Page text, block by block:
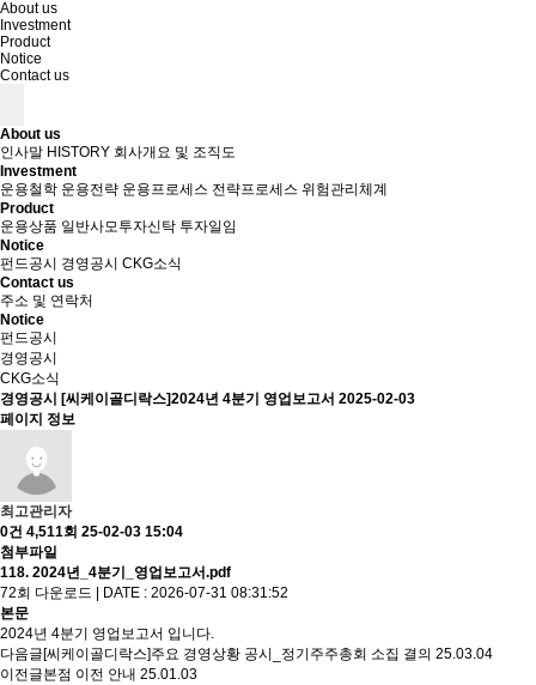
About us
Investment
Product
Notice
Contact us
About us
인사말 HISTORY 회사개요 및 조직도
Investment
운용철학 운용전략 운용프로세스 전략프로세스 위험관리체계
Product
운용상품 일반사모투자신탁 투자일임
Notice
펀드공시
경영공시 CKG소식
Contact us
주소 및 연락처
Notice
펀드공시
경영공시
CKG소식
경영공시
[씨케이골디락스]2024년 4분기 영업보고서 2025-02-03
페이지 정보
최고관리자
0건 4,511회 25-02-03 15:04
첨부파일
118. 2024년_4분기_영업보고서.pdf
72회 다운로드 | DATE : 2026-07-31 08:31:52
본문
2024년 4분기 영업보고서 입니다.
다음글[씨케이골디락스]주요 경영상황 공시_정기주주총회 소집 결의 25.03.04
이전글본점 이전 안내 25.01.03